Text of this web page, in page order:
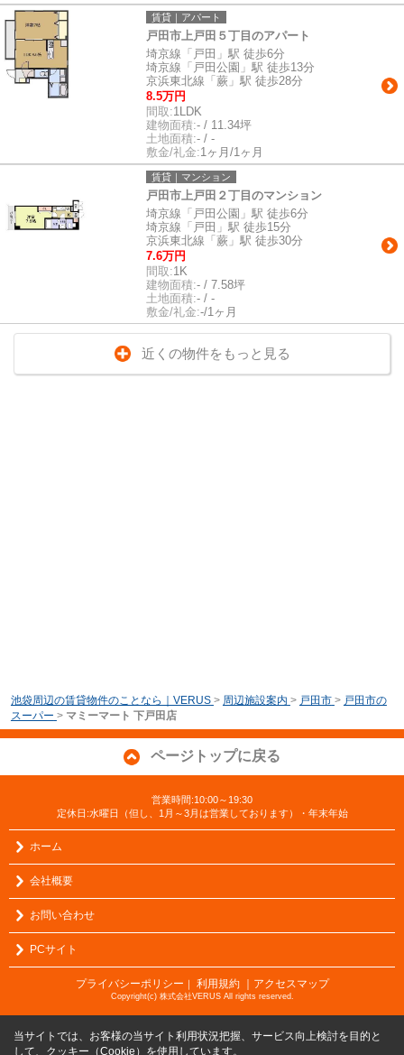
賃貸｜アパート
戸田市上戸田５丁目のアパート
埼京線「戸田」駅 徒歩6分
埼京線「戸田公園」駅 徒歩13分
京浜東北線「蕨」駅 徒歩28分
8.5万円
間取:1LDK
建物面積:- / 11.34坪
土地面積:- / -
敷金/礼金:1ヶ月/1ヶ月
賃貸｜マンション
戸田市上戸田２丁目のマンション
埼京線「戸田公園」駅 徒歩6分
埼京線「戸田」駅 徒歩15分
京浜東北線「蕨」駅 徒歩30分
7.6万円
間取:1K
建物面積:- / 7.58坪
土地面積:- / -
敷金/礼金:-/1ヶ月
近くの物件をもっと見る
池袋周辺の賃貸物件のことなら｜VERUS > 周辺施設案内 > 戸田市 > 戸田市の
スーパー > マミーマート 下戸田店
ページトップに戻る
営業時間:10:00～19:30
定休日:水曜日（但し、1月～3月は営業しております）・年末年始
ホーム
会社概要
お問い合わせ
PCサイト
プライバシーポリシー ｜ 利用規約 ｜アクセスマップ
Copyright(c) 株式会社VERUS All rights reserved.
当サイトでは、お客様の当サイト利用状況把握、サービス向上検討を目的と
して、クッキー（Cookie）を使用しています。